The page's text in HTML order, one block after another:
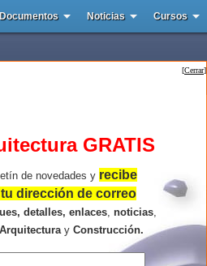
Documentos Noticias Cursos
[Cerrar]
GRATIS
de novedades y recibe
dirección de correo
detalles, enlaces, noticias,
Arquitecturay Construcción.